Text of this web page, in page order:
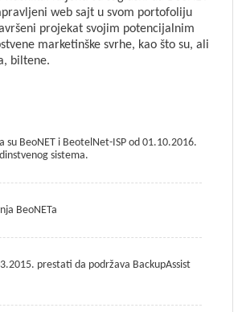
web sajt u svom portofoliju
projekat svojim potencijalnim
marketinške svrhe, kao što su, ali
biltene.
su BeoNET i BeotelNet-ISP od 01.10.2016.
sistema.
BeoNETa
prestati da podržava BackupAssist